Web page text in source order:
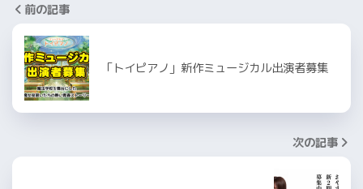
前の記事
「トイピアノ」新作ミュージカル出演者募集
次の記事